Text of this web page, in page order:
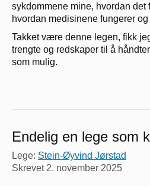
sykdommene mine, hvordan det
hvordan medisinene fungerer
Takket være denne legen, fikk
trengte og redskaper til å
som mulig.
Endelig en lege som
Lege: Stein-Øyvind Jørstad
Skrevet 2. november 2025